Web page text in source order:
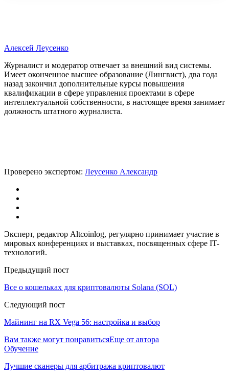
Алексей Леусенко
Журналист и модератор отвечает за внешний вид системы.
Имеет оконченное высшее образование (Лингвист), два года
назад закончил дополнительные курсы повышения
квалификации в сфере управления проектами в сфере
интеллектуальной собственности, в настоящее время занимает
должность штатного журналиста.
Проверено экспертом: Леусенко Александр
Эксперт, редактор Altcoinlog, регулярно принимает участие в
мировых конференциях и выставках, посвященных сфере IT-
технологий.
Предыдущий пост
Все о кошельках для криптовалюты Solana (SOL)
Следующий пост
Майнинг на RX Vega 56: настройка и выбор
Вам также могут понравитьсяЕще от автора
Обучение
Лучшие сканеры для арбитража криптовалют